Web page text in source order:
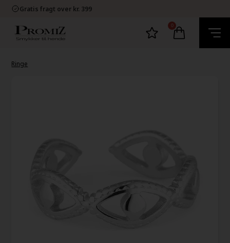
Gratis fragt over kr. 399
60 dage bytte og retur
E-mærket Dansk Webshop
60 dage bytte og retur
0
Ringe